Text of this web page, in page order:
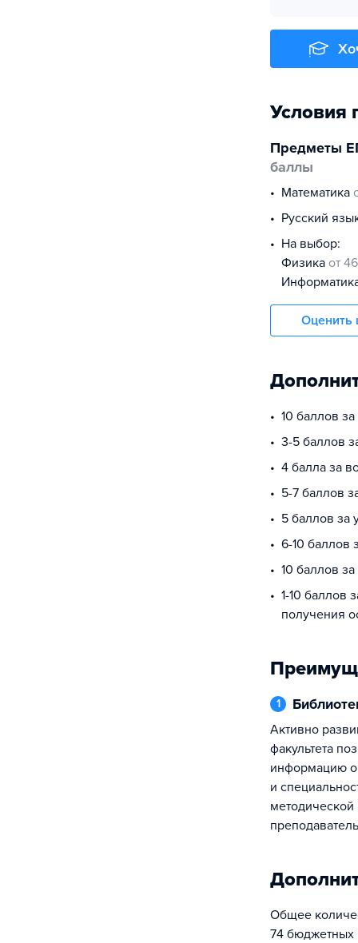
Условия
Предметы
баллы
математика
русский
На выбор:
физика от 46
Оценить
10 баллов за
3-5 баллов
4 балла за
5-7 баллов
5 баллов за
6-10 баллов
10 баллов
1-10 баллов
получения
1
Активно развивающаяся база знаний
факультета
информацию
и
Общее
74 бюджетных